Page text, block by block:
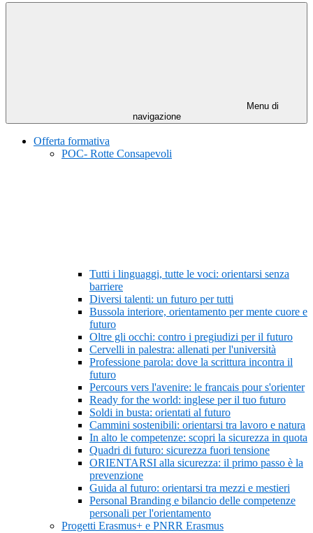
Menu di
navigazione
Offerta formativa
POC- Rotte Consapevoli
Tutti i linguaggi, tutte le voci: orientarsi senza
barriere
Diversi talenti: un futuro per tutti
Bussola interiore, orientamento per mente cuore e
futuro
Oltre gli occhi: contro i pregiudizi per il futuro
Cervelli in palestra: allenati per l'università
Professione parola: dove la scrittura incontra il
futuro
Percours vers l'avenire: le francais pour s'orienter
Ready for the world: inglese per il tuo futuro
Soldi in busta: orientati al futuro
Cammini sostenibili: orientarsi tra lavoro e natura
In alto le competenze: scopri la sicurezza in quota
Quadri di futuro: sicurezza fuori tensione
ORIENTARSI alla sicurezza: il primo passo è la
prevenzione
Guida al futuro: orientarsi tra mezzi e mestieri
Personal Branding e bilancio delle competenze
personali per l'orientamento
Progetti Erasmus+ e PNRR Erasmus